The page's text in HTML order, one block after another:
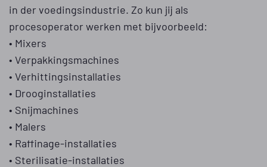
in der voedingsindustrie. Zo kun jij als
procesoperator werken met bijvoorbeeld:
• Mixers
• Verpakkingsmachines
• Verhittingsinstallaties
• Drooginstallaties
• Snijmachines
• Malers
• Raffinage-installaties
• Sterilisatie-installaties